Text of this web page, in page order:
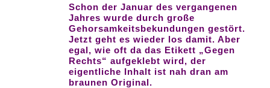
Schon der Januar des vergangenen
Jahres wurde durch große
Gehorsamkeitsbekundungen gestört.
Jetzt geht es wieder los damit. Aber
egal, wie oft da das Etikett „Gegen
Rechts“ aufgeklebt wird, der
eigentliche Inhalt ist nah dran am
braunen Original.